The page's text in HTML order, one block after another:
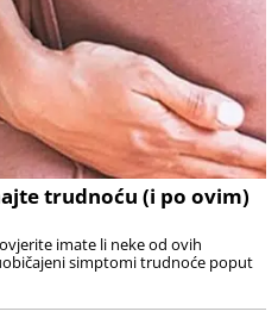
trudnoću (i po ovim)
imate li neke od ovih
simptomi trudnoće poput